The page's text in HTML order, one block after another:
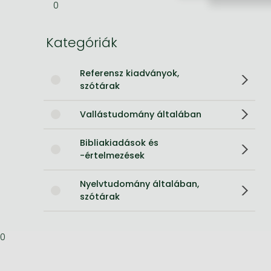
One-Punch Man manga
0
Kategóriák
Referensz kiadványok,
szótárak
Vallástudomány általában
Bibliakiadások és
-értelmezések
Nyelvtudomány általában,
szótárak
0